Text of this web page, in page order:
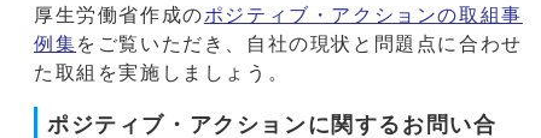
厚生労働省作成のポジティブ・アクションの取組事
例集をご覧いただき、自社の現状と問題点に合わせ
た取組を実施しましょう。
ポジティブ・アクションに関するお問い合